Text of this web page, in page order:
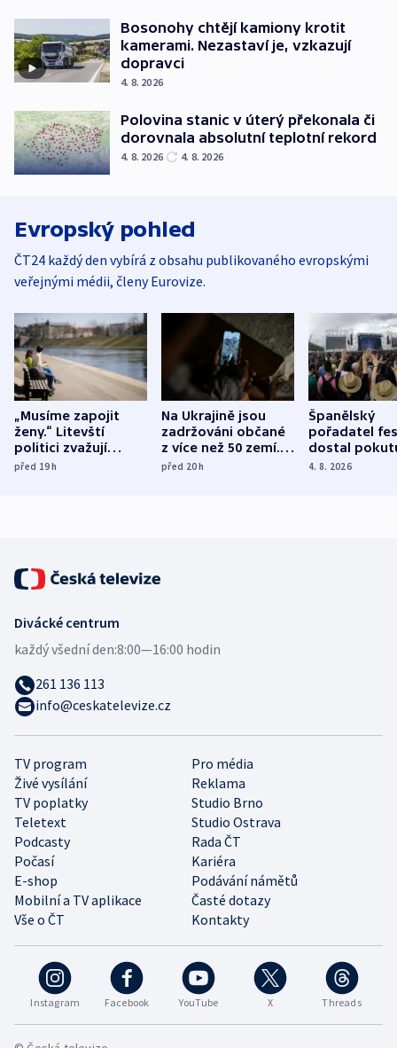
Bosonohy chtějí kamiony krotit
kamerami. Nezastaví je, vzkazují
dopravci
4. 8. 2026
Polovina stanic v úterý překonala či
dorovnala absolutní teplotní rekord
4. 8. 2026 4. 8. 2026
Evropský pohled
ČT24 každý den vybírá z obsahu publikovaného evropskými
veřejnými médii, členy Eurovize.
„Musíme zapojit
ženy.“ Litevští
politici zvažují
dohodu o
před 19h
Na Ukrajině jsou
zadržováni občané
z více než 50 zemí.
Bojovali na straně
před 20h
Španělský
pořadatel
dostal
nekalé
4. 8. 2026
Instagram Facebook YouTube X Threads
TV program
Pro média
Živé vysílání
Reklama
TV poplatky
Studio Brno
Teletext
Studio Ostrava
Podcasty
Rada ČT
Počasí
Kariéra
E-shop
Podávání námětů
Mobilní a TV aplikace
Časté dotazy
Vše o ČT
Kontakty
Divácké centrum
každý všední den:8:00—16:00 hodin
261 136 113
info@ceskatelevize.cz